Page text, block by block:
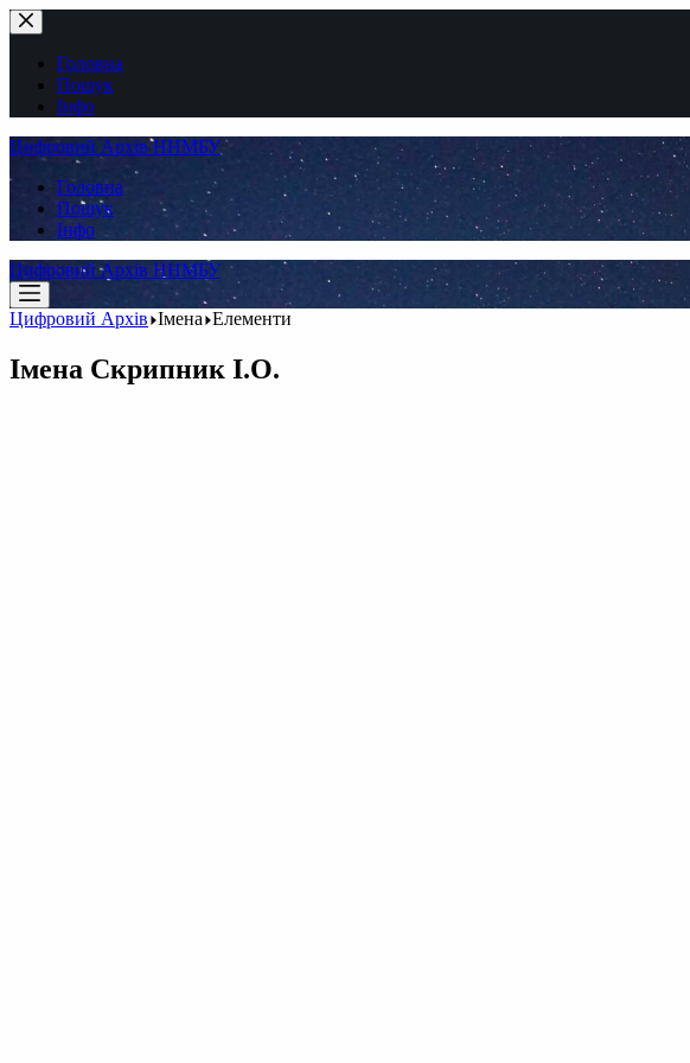
Перейти
до
вмістуГоловна
Пошук
Інфо
Цифровий Архів ННМБУ
Головна
Пошук
Інфо
Цифровий Архів ННМБУ
Цифровий Архів Імена Елементи
Імена Скрипник І.О.